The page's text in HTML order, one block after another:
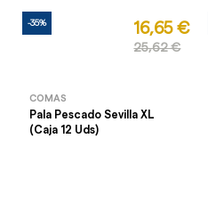
-35% 16,65 €
25,62 €
COMAS
Pala Pescado Sevilla XL
(Caja 12 Uds)